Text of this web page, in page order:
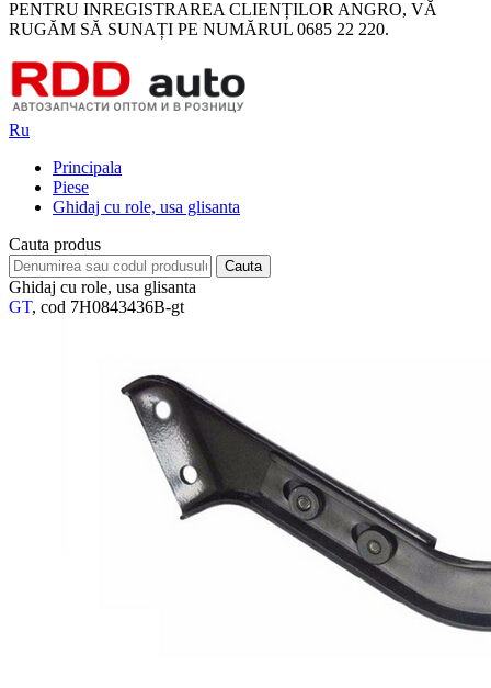
PENTRU INREGISTRAREA CLIENȚILOR ANGRO, VĂ
RUGĂM SĂ SUNAȚI PE NUMĂRUL 0685 22 220.
Ru
Principala
Piese
Ghidaj cu role, usa glisanta
Cauta produs
Ghidaj cu role, usa glisanta
GT, cod 7H0843436B-gt